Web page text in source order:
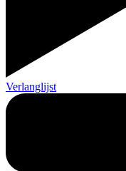
Verlanglijst